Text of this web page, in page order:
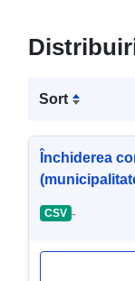
Sort
Închiderea
CSV -